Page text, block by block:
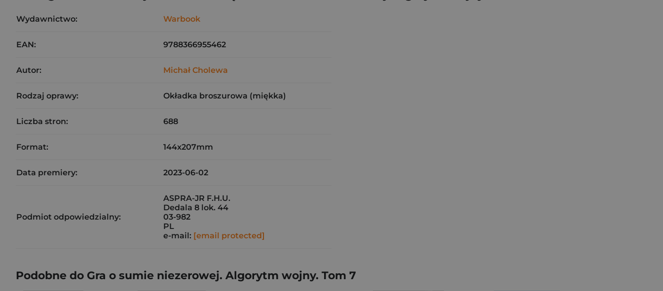
Wydawnictwo: Warbook
EAN: 9788366955462
Autor: Michał Cholewa
Rodzaj oprawy: Okładka broszurowa (miękka)
Liczba stron: 688
Format: 144x207mm
Data premiery: 2023-06-02
Podmiot odpowiedzialny:
ASPRA-JR F.H.U.
Dedala 8 lok. 44
03-982
PL
e-mail: [email protected]
Podobne do Gra o sumie niezerowej. Algorytm wojny. Tom 7